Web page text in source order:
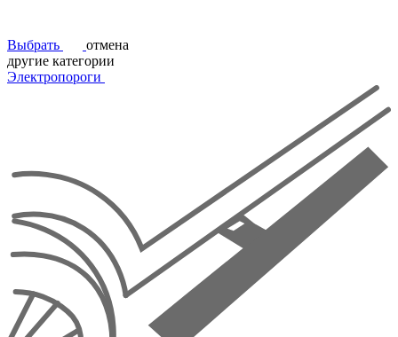
Выбрать
отмена
другие категории
Электропороги